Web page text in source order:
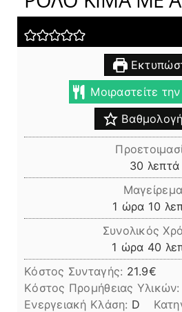
Μοιραστείτε
30 λεπτά
λεπτά
1 ώρα
ώρα 10
Συνολικός
1 ώρα
ώρα 40
Κόστος Συνταγής: 21.9€
Kόστος Προμήθειας Υλικών:
Ενεργειακή Κλάση: D